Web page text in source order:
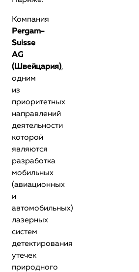
Компания
Pergam-
Suisse
AG
(Швейцария),
одним
из
приоритетных
направлений
деятельности
которой
являются
разработка
мобильных
(авиационных
и
автомобильных)
лазерных
систем
детектирования
утечек
природного